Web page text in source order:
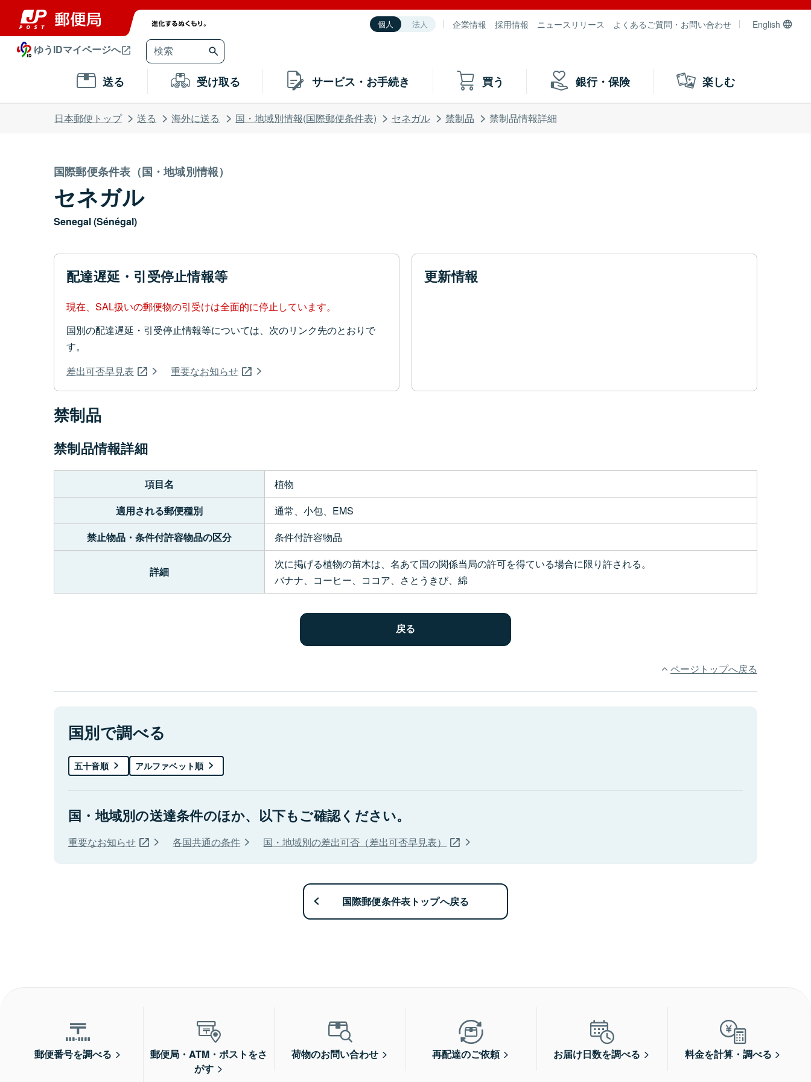
個人 法人 企業情報 採用情報 ニュースリリース よくあるご質問・お問い合わせ English
ゆうIDマイページへ
送る 受け取る サービス・お手続き 買う 銀行・保険 楽しむ
日本郵便トップ 送る 海外に送る 国・地域別情報(国際郵便条件表) セネガル 禁制品 禁制品情報詳細
国際郵便条件表（国・地域別情報）
セネガル
Senegal (Sénégal)
配達遅延・引受停止情報等
現在、SAL扱いの郵便物の引受けは全面的に停止しています。
国別の配達遅延・引受停止情報等については、次のリンク先のとおりで
す。
差出可否早見表
重要なお知らせ
更新情報
禁制品
禁制品情報詳細
項目名
植物
適用される郵便種別
通常、小包、EMS
禁止物品・条件付許容物品の区分
条件付許容物品
詳細
次に掲げる植物の苗木は、名あて国の関係当局の許可を得ている場合に限り許される。
バナナ、コーヒー、ココア、さとうきび、綿
ページトップへ戻る
国別で調べる
五十音順 アルファベット順
国・地域別の送達条件のほか、以下もご確認ください。
重要なお知らせ 各国共通の条件 国・地域別の差出可否（差出可否早見表）
国際郵便条件表トップへ戻る
郵便番号を調べる
郵便局・ATM・ポストをさ
がす
荷物のお問い合わせ 再配達のご依頼 お届け日数を調べる 料金を計算・調べる